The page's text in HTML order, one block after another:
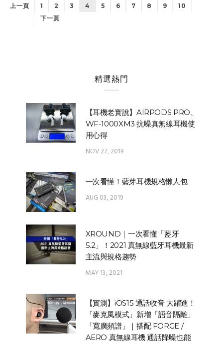
上一頁 1 2 3 4 5 6 7 8 9
10
下一頁
精選熱門
【耳機老實說】AIRPODS PRO、
WF-1000XM3 抗噪真無線耳機使
用心得
NOV 27, 2019
一次看懂！藍芽耳機規格懶人包
AUG 03, 2019
XROUND｜一次看懂「藍牙
5.2」！2021 真無線藍牙耳機最新
主流與規格趨勢
MAY 13, 2021
【實測】iOS15 通話收音 大躍進！
「麥克風模式」新增「語音隔離」
「寬廣頻譜」｜搭配 FORGE /
AERO 真無線耳機 通話降噪也能